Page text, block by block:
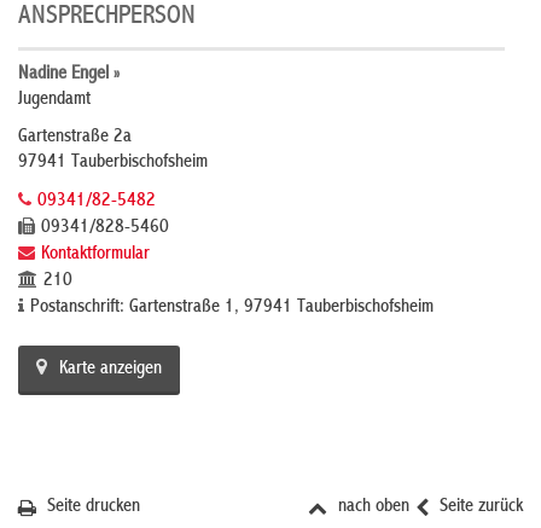
ANSPRECHPERSON
Nadine Engel »
Jugendamt
Gartenstraße 2a
97941 Tauberbischofsheim
09341/82-5482
09341/828-5460
Kontaktformular
210
Postanschrift: Gartenstraße 1, 97941 Tauberbischofsheim
Karte anzeigen
Seite zurück
nach oben
Seite drucken